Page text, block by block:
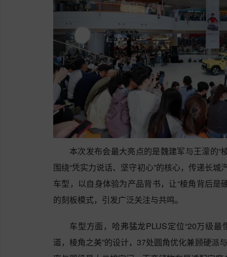
本次发布会最大亮点的是魏建军与王濛的“
围绕“凭实力说话、坚守初心”的核心，传递长城
车型，以自身体验为产品背书，让“棱角背后是
的刻板模式，引发广泛关注与共鸣。
车型方面，哈弗猛龙PLUS定位“20万级
道，棱角之美”的设计，37处圆角优化兼顾硬派